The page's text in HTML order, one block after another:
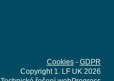
Cookies- GDPR
Copyright 1. LF UK 2026